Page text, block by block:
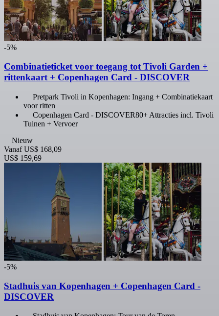
-5%
Combinatieticket voor toegang tot Tivoli Garden +
rittenkaart + Copenhagen Card - DISCOVER
Pretpark Tivoli in Kopenhagen: Ingang + Combinatiekaart
voor ritten
Copenhagen Card - DISCOVER80+ Attracties incl. Tivoli
Tuinen + Vervoer
Nieuw
Vanaf US$ 168,09
US$ 159,69
-5%
Stadhuis van Kopenhagen + Copenhagen Card -
DISCOVER